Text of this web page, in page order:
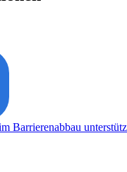
Barrierenabbau